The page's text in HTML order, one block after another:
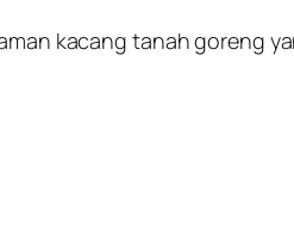
kacang tanah goreng